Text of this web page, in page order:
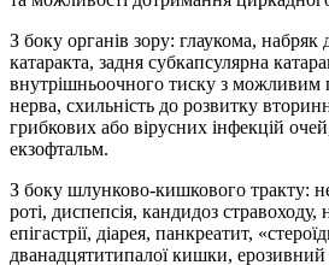
З боку органів зору: глаукома, набряк
катаракта, задня субкапсулярна
внутрішньоочного тиску з
нерва, схильність до розвитку
грибкових або вірусних інфекцій
екзофтальм.
З боку шлунково-кишкового тракту:
роті, диспепсія, кандидоз
епігастрії, діарея, панкреатит,
дванадцятитипалої кишки, ерозивний